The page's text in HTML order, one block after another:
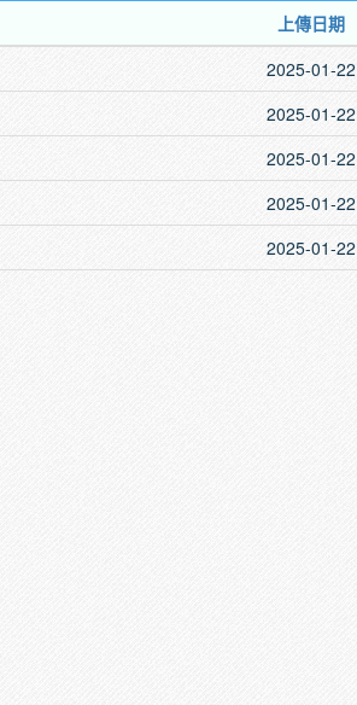
上傳日期
2025-01-22
2025-01-22
2025-01-22
2025-01-22
2025-01-22